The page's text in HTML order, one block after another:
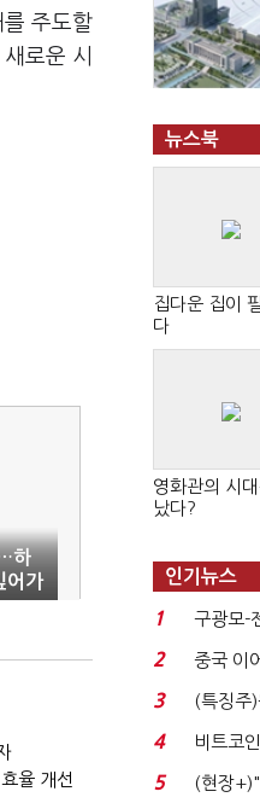
주도할
로운 시
하
어가
율 개선
뉴스북
집다운 집이
다
영화관의 시
났다?
인기뉴스
1
구광모-
로봇·AI
2
중국 이
국전쟁’
3
(특징주
지에 상
4
비트코
처분' 기
5
(현장